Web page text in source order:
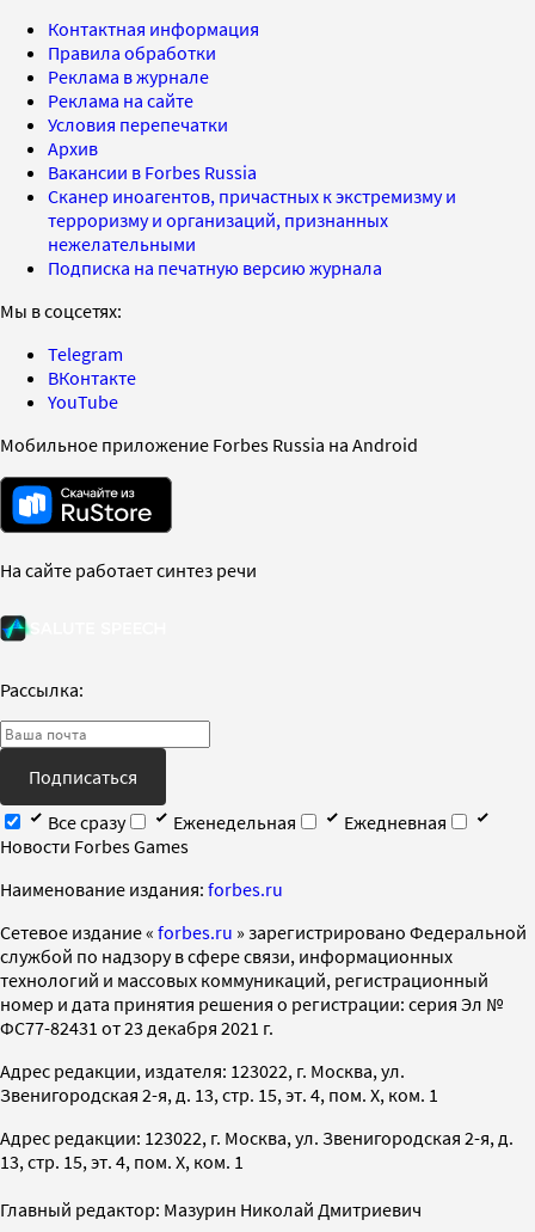
Контактная информация
Правила обработки
Реклама в журнале
Реклама на сайте
Условия перепечатки
Архив
Вакансии в Forbes Russia
Сканер иноагентов, причастных к экстремизму и
терроризму и организаций, признанных
нежелательными
Подписка на печатную версию журнала
Мы в соцсетях:
Telegram
ВКонтакте
YouTube
Мобильное приложение Forbes Russia на Android
На сайте работает синтез речи
Рассылка:
Подписаться
Все сразу
Еженедельная
Ежедневная
Новости Forbes Games
Наименование издания: forbes.ru
Cетевое издание « forbes.ru » зарегистрировано Федеральной
службой по надзору в сфере связи, информационных
технологий и массовых коммуникаций, регистрационный
номер и дата принятия решения о регистрации: серия Эл №
ФС77-82431 от 23 декабря 2021 г.
Адрес редакции, издателя: 123022, г. Москва, ул.
Звенигородская 2-я, д. 13, стр. 15, эт. 4, пом. X, ком. 1
Адрес редакции: 123022, г. Москва, ул. Звенигородская 2-я, д.
13, стр. 15, эт. 4, пом. X, ком. 1
Главный редактор: Мазурин Николай Дмитриевич